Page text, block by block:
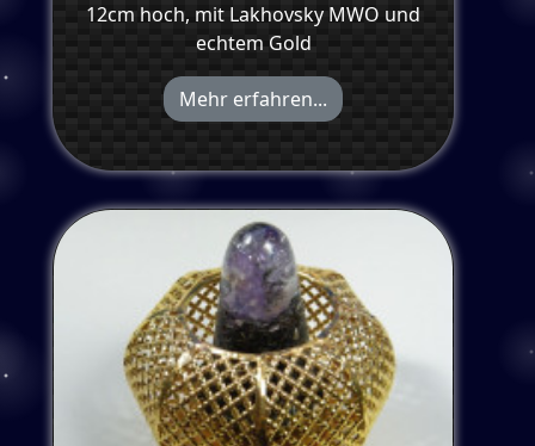
12cm hoch, mit Lakhovsky MWO und
echtem Gold
Mehr erfahren...